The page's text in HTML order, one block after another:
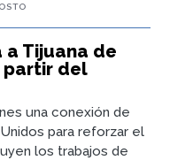
a Tijuana de
partir del
una conexión de
para reforzar el
los trabajos de